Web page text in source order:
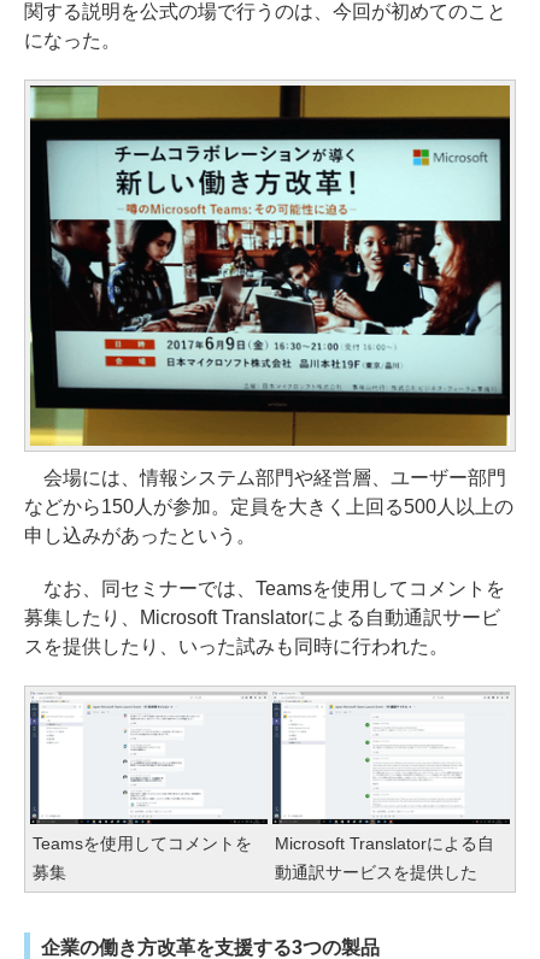
関する説明を公式の場で行うのは、今回が初めてのこと
になった。
会場には、情報システム部門や経営層、ユーザー部門
などから150人が参加。定員を大きく上回る500人以上の
申し込みがあったという。
なお、同セミナーでは、Teamsを使用してコメントを
募集したり、Microsoft Translatorによる自動通訳サービ
スを提供したり、いった試みも同時に行われた。
Teamsを使用してコメントを
募集
Microsoft Translatorによる自
動通訳サービスを提供した
企業の働き方改革を支援する3つの製品